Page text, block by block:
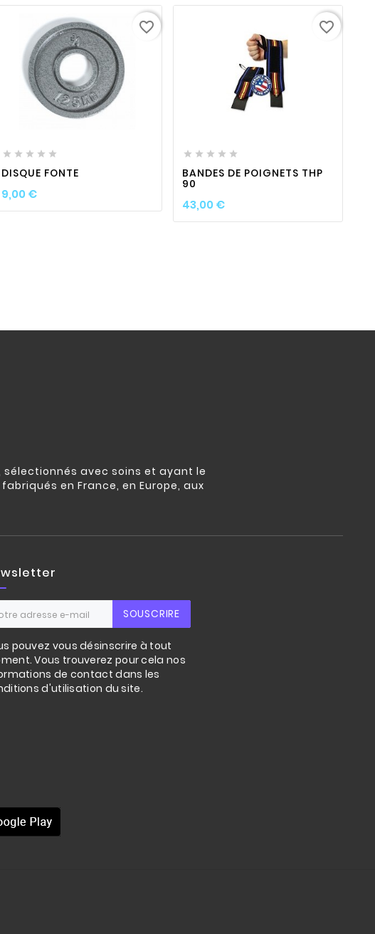
favorite_border 
    
DISQUE FONTE
9,00 €Prix
favorite_border
    
BANDES DE POIGNETS THP
90
43,00 €Prix
favorite_border
avec soins et ayant le
en France, en Europe, aux
SOUSCRIRE
pouvez vous désinscrire à tout
Vous trouverez pour cela nos
de contact dans les
d'utilisation du site.